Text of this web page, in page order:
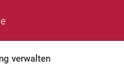
verwalten